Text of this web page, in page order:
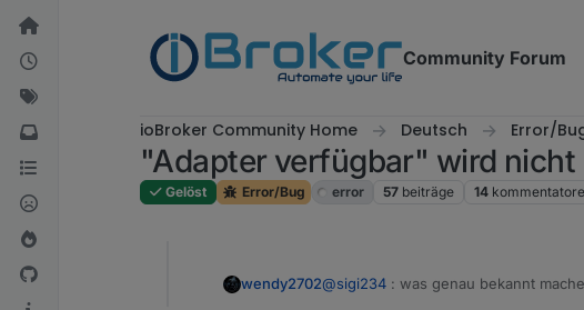
Weiter zum Inhalt
Community Forum
ioBroker Community Home Deutsch Error/
"Adapter verfügbar" wird nicht
Gelöst Error/Bug error 57 beiträge 14
wendy2702@sigi234 : was genau bekannt